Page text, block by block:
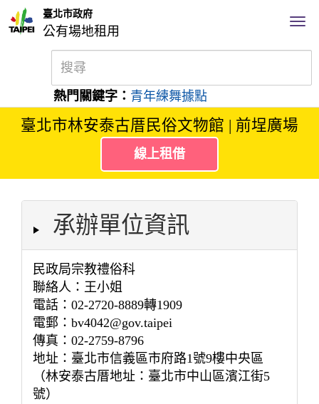
臺北市政府
公有場地租用
熱門關鍵字： 青年練舞據點
臺北市林安泰古厝民俗文物館 | 前埕廣場
線上租借
承辦單位資訊
民政局宗教禮俗科
聯絡人：王小姐
電話：02-2720-8889轉1909
電郵：bv4042@gov.taipei
傳真：02-2759-8796
地址：臺北市信義區市府路1號9樓中央區
（林安泰古厝地址：臺北市中山區濱江街5
號）